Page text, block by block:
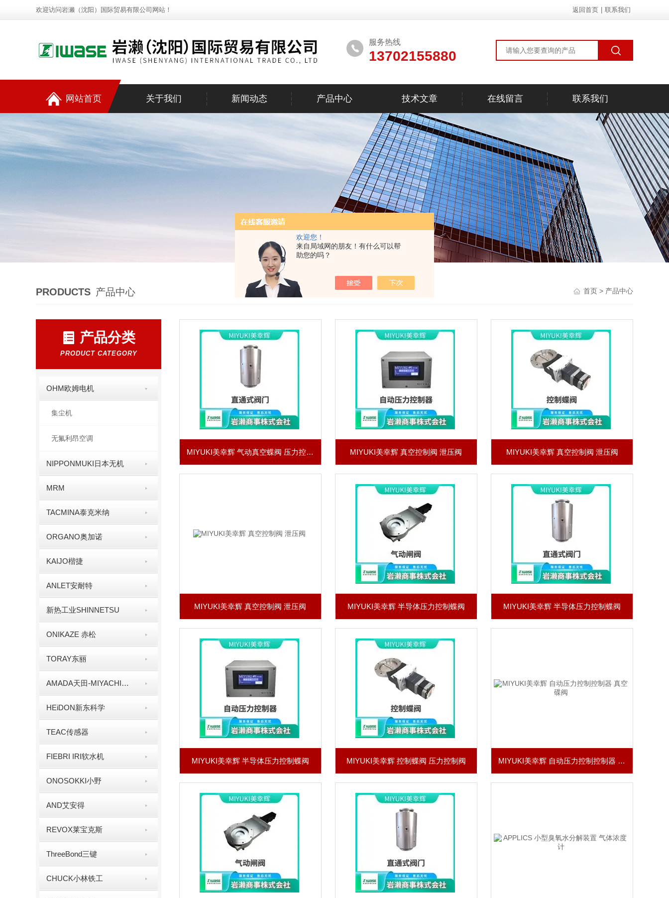
欢迎您！
来自局域网的朋友！有什么可以帮
助您的吗？
欢迎访问岩濑（沈阳）国际贸易有限公司网站！ 返回首页 联系我们
服务热线
13702155880
网站首页 关于我们 新闻动态 产品中心 技术文章 在线留言 联系我们
PRODUCTS 产品中心 首页 > 产品中心
产品分类
PRODUCT CATEGORY
OHM欧姆电机
集尘机
无氟利昂空调
NIPPONMUKI日本无机
MRM
TACMINA泰克米纳
ORGANO奥加诺
KAIJO楷捷
ANLET安耐特
新热工业SHINNETSU
ONIKAZE 赤松
TORAY东丽
AMADA天田-MIYACHI米亚基
HEiDON新东科学
TEAC传感器
FIEBRI IRI软水机
ONOSOKKI小野
AND艾安得
REVOX莱宝克斯
ThreeBond三键
CHUCK小林铁工
MIYUKI美幸辉 气动真空蝶阀 压力控制阀 MIYUKI美幸辉 真空控制阀 泄压阀 MIYUKI美幸辉 真空控制阀 泄压阀
MIYUKI美幸辉 真空控制阀 泄压阀 MIYUKI美幸辉 半导体压力控制蝶阀 MIYUKI美幸辉 半导体压力控制蝶阀
MIYUKI美幸辉 半导体压力控制蝶阀 MIYUKI美幸辉 控制蝶阀 压力控制阀 MIYUKI美幸辉 自动压力控制控制器 真空碟阀